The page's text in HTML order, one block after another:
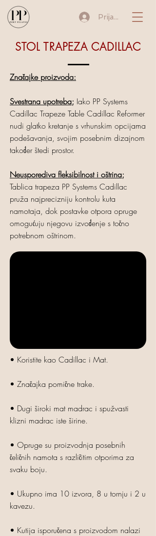
Prijava
STOL TRAPEZA CADILLAC
Značajke proizvoda:
Svestrana upotreba; Iako PP Systems
Cadillac Trapeze Table Cadillac Reformer
nudi glatko kretanje s vrhunskim opcijama
podešavanja, svojim posebnim dizajnom
također štedi prostor.
Neusporediva fleksibilnost i oštrina;
Tablica trapeza PP Systems Cadillac
pruža najprecizniju kontrolu kuta
namotaja, dok postavke otpora opruge
omogućuju njegovu izvođenje s točno
potrebnom oštrinom.
• Koristite kao Cadillac i Mat.
• Značajka pomične trake.
• Dugi široki mat madrac i spužvasti
klizni madrac iste širine.
• Opruge su proizvodnja posebnih
čeličnih namota s različitim otporima za
svaku boju.
• Ukupno ima 10 izvora, 8 u tornju i 2 u
kavezu.
• Kutija isporučena s proizvodom nalazi